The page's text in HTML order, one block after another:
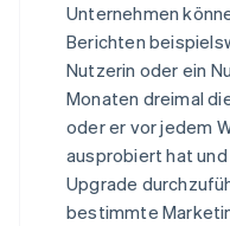
Unternehmen
Berichten
Nutzerin oder ein
Monaten dreimal
oder er vor jedem
ausprobiert hat
Upgrade
bestimmte